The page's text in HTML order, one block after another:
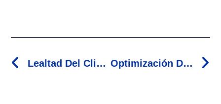
Lealtad Del Cliente: El Poder De La Gamificación Optimización De Recursos: Factoring Y Confirming